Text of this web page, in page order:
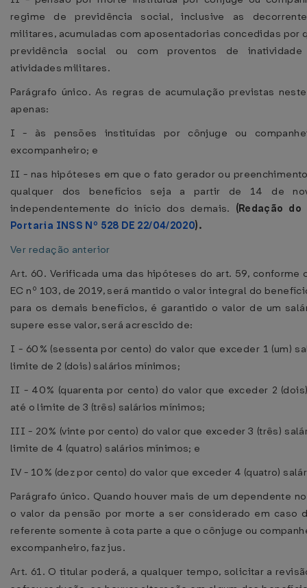
regime de previdência social, inclusive as
militares, acumuladas com aposentadorias concedidas por
previdência social ou com proventos de
atividades militares.
Parágrafo único. As regras de acumulação previstas
apenas:
I - às pensões instituídas por cônjuge ou
excompanheiro; e
II - nas hipóteses em que o fato gerador ou
qualquer dos benefícios seja a partir de 14 de
independentemente do início dos demais. (Redação
Portaria INSS Nº 528 DE 22/04/2020).
Ver redação anterior
Art. 60. Verificada uma das hipóteses do art. 59, conforme
EC nº 103, de 2019, será mantido o valor integral do
para os demais benefícios, é garantido o valor de um
supere esse valor, será acrescido de:
I - 60% (sessenta por cento) do valor que exceder 1 (um)
limite de 2 (dois) salários mínimos;
II - 40% (quarenta por cento) do valor que exceder 2
até o limite de 3 (três) salários mínimos;
III - 20% (vinte por cento) do valor que exceder 3 (três)
limite de 4 (quatro) salários mínimos; e
IV - 10% (dez por cento) do valor que exceder 4 (quatro)
Parágrafo único. Quando houver mais de um dependente
o valor da pensão por morte a ser considerado em caso
referente somente à cota parte a que o cônjuge ou
excompanheiro, faz jus.
Art. 61. O titular poderá, a qualquer tempo, solicitar a